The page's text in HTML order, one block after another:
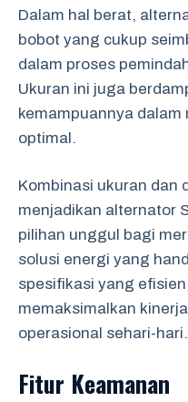
Dalam hal berat,
bobot yang cukup
dalam proses
Ukuran ini juga
kemampuannya
optimal.
Kombinasi ukuran dan
menjadikan alternator
pilihan unggul bagi
solusi energi yang
spesifikasi yang
memaksimalkan
operasional sehari-hari.
Fitur Keamanan